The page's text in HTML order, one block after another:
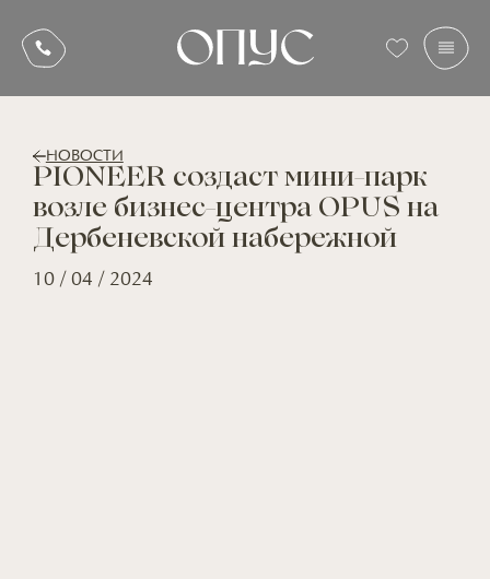
НОВОСТИ
PIONEER создаст мини-парк
возле бизнес-центра OPUS на
Дербеневской набережной
10 / 04 / 2024